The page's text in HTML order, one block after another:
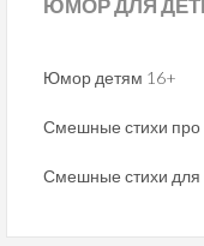
ЮМОРДЛЯ
Юмор детям 16+
Смешные стихи про
Смешные стихи